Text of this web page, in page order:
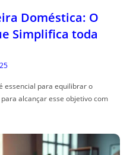
Doméstica: O
Simplifica toda
essencial para equilibrar o
alcançar esse objetivo com